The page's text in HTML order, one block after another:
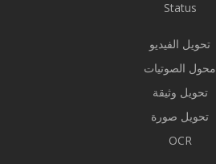
Status
تحويل الفيديو
محول الصوتيات
تحويل وثيقة
تحويل صورة
OCR